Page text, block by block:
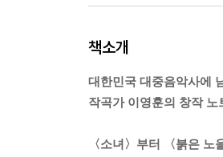
책소개
대한민국 대중음악사에
작곡가 이영훈의 창작 노
〈소녀〉부터 〈붉은